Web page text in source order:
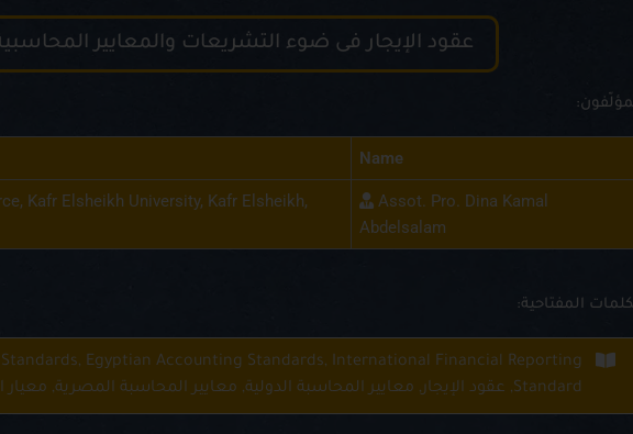
عقود الإيجار فى ضوء التشريعات والمعايير
Name
Assot. Pro. Dina Kamal
Abdelsalam
Kafr Elsheikh University, Kafr Elsheikh,
المفتاحية:
Egyptian Accounting Standards, International Financial Reporting
Standard, عقود الإيجار, معايير المحاسبة الدولية, معايير المحاسبة المصرية, معيار التقرير المالي الدولي